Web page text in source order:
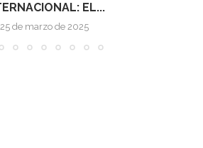
CUENTA...
17 de marzo de 2015